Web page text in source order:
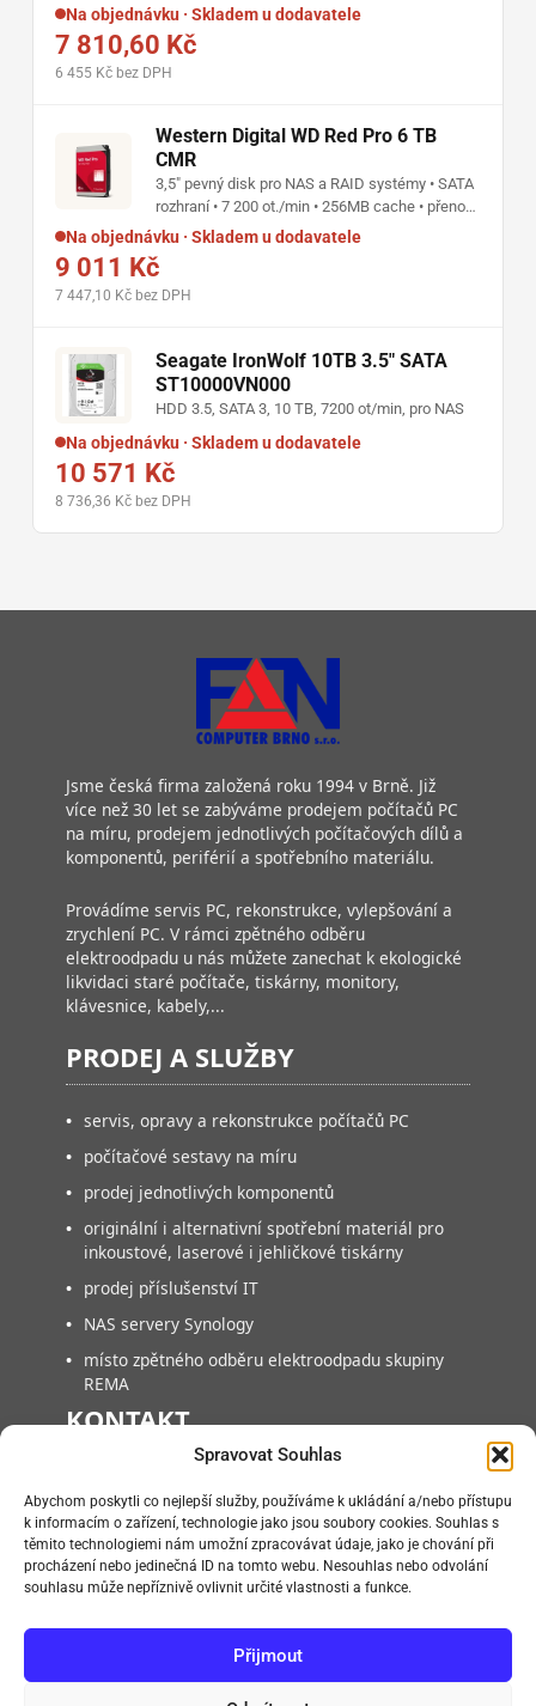
Spravovat Souhlas
Abychom poskytli co nejlepší služby, používáme k ukládání a/nebo přístupu
k informacím o zařízení, technologie jako jsou soubory cookies. Souhlas s
těmito technologiemi nám umožní zpracovávat údaje, jako je chování při
procházení nebo jedinečná ID na tomto webu. Nesouhlas nebo odvolání
souhlasu může nepříznivě ovlivnit určité vlastnosti a funkce.
Přijmout
Na objednávku · Skladem u dodavatele
7 810,60 Kč
6 455 Kč bez DPH
Western Digital WD Red Pro 6 TB
CMR
3,5" pevný disk pro NAS a RAID systémy • SATA
rozhraní • 7 200 ot./min • 256MB cache • přenos
až 238 MB/s • pracovní zatížení 550 TB/rok
Na objednávku · Skladem u dodavatele
9 011 Kč
7 447,10 Kč bez DPH
Seagate IronWolf 10TB 3.5" SATA
ST10000VN000
HDD 3.5, SATA 3, 10 TB, 7200 ot/min, pro NAS
Na objednávku · Skladem u dodavatele
10 571 Kč
8 736,36 Kč bez DPH
Jsme česká firma založená roku 1994 v Brně. Již
více než 30 let se zabýváme prodejem počítačů PC
na míru, prodejem jednotlivých počítačových dílů a
komponentů, periférií a spotřebního materiálu.
Provádíme servis PC, rekonstrukce, vylepšování a
zrychlení PC. V rámci zpětného odběru
elektroodpadu u nás můžete zanechat k ekologické
likvidaci staré počítače, tiskárny, monitory,
klávesnice, kabely,...
PRODEJ A SLUŽBY
• servis, opravy a rekonstrukce počítačů PC
• počítačové sestavy na míru
• prodej jednotlivých komponentů
• originální i alternativní spotřební materiál pro
inkoustové, laserové i jehličkové tiskárny
• prodej příslušenství IT
• NAS servery Synology
• místo zpětného odběru elektroodpadu skupiny
REMA
KONTAKT
Vlárská 953/22, 627 00, Brno-Slatina
+420 545218880
+420 545218881
09:00 – 14:00